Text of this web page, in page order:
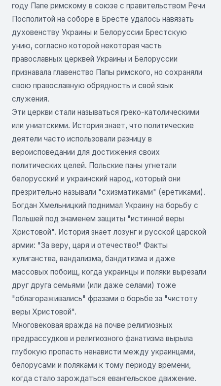
году Папе римскому в союзе с правительством Речи
Посполитой на соборе в Бресте удалось навязать
духовенству Украины и Белоруссии Брестскую
унию, согласно которой некоторая часть
православных церквей Украины и Белоруссии
признавала главенство Папы римского, но сохраняли
свою православную обрядность и свой язык
служения.
Эти церкви стали называться греко-католическими
или униатскими. История знает, что политические
деятели часто использовали разницу в
вероисповедании для достижения своих
политических целей. Польские паны угнетали
белорусский и украинский народ, который они
презрительно называли "схизматиками" (еретиками).
Богдан Хмельницкий поднимал Украину на борьбу с
Польшей под знаменем защиты "истинной веры
Христовой". История знает лозунг и русской царской
армии: "За веру, царя и отечество!" Факты
хулиганства, вандализма, бандитизма и даже
массовых побоищ, когда украинцы и поляки вырезали
друг друга семьями (или даже селами) тоже
"облагораживались" фразами о борьбе за "чистоту
веры Христовой".
Многовековая вражда на почве религиозных
предрассудков и религиозного фанатизма вырыла
глубокую пропасть ненависти между украинцами,
белорусами и поляками к тому периоду времени,
когда стало зарождаться евангельское движение.